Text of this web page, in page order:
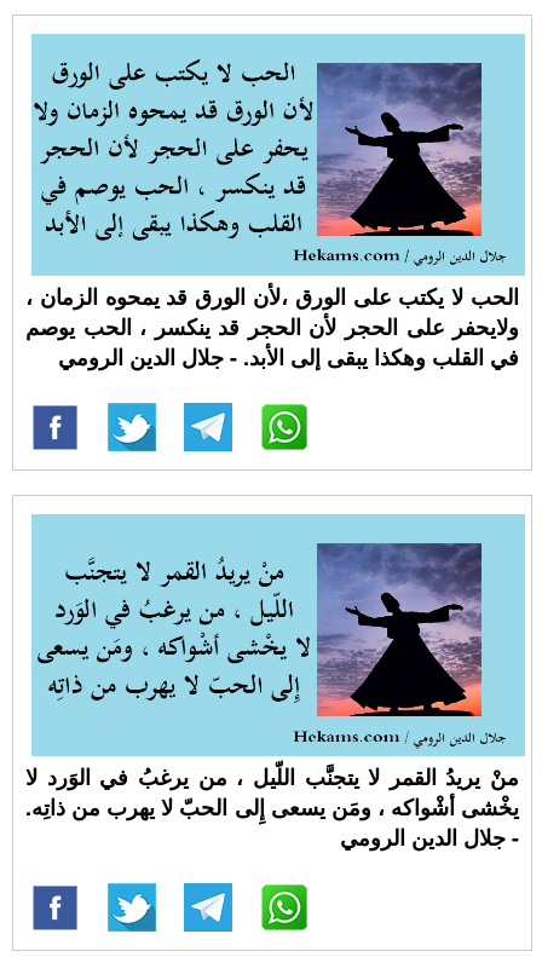
‏الحب لا يكتب على الورق ،ﻷن الورق قد يمحوه الزمان ،
ولايحفر على الحجر لأن الحجر قد ينكسر ، الحب يوصم
في القلب وهكذا يبقى إلى الأبد. - جلال الدين الرومي
منْ يريدُ القمر لا يتجنَّب اللّيل ، من يرغبُ في الوَرد لا
يخْشى أشْواكه ، ومَن يسعى إِلى الحبّ لا يهرب من ذاتِه.
- جلال الدين الرومي